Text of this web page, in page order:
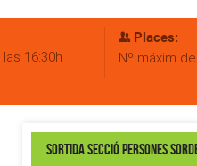
16:30h
Places:
Nº máxim
Sortida secció Persones